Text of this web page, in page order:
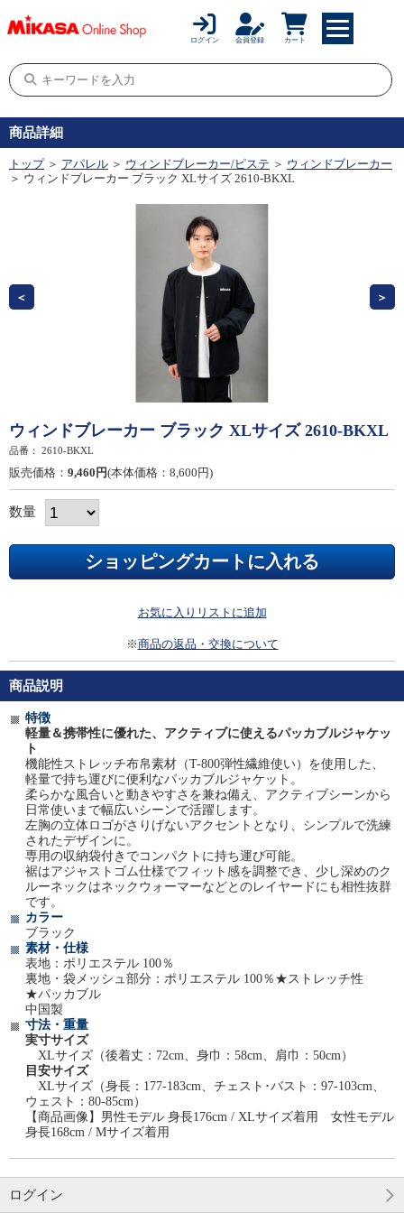
ログイン 会員登録 カート
商品詳細
トップ ＞ アパレル ＞ ウィンドブレーカー/ピステ ＞ ウィンドブレーカー
＞ ウィンドブレーカー ブラック XLサイズ 2610-BKXL
ウィンドブレーカー ブラック XLサイズ 2610-BKXL
品番： 2610-BKXL
販売価格： 9,460円(本体価格：8,600円)
数量
お気に入りリストに追加
※商品の返品・交換について
商品説明
特徴
軽量＆携帯性に優れた、アクティブに使えるパッカブルジャケッ
ト
機能性ストレッチ布帛素材（T-800弾性繊維使い）を使用した、
軽量で持ち運びに便利なパッカブルジャケット。
柔らかな風合いと動きやすさを兼ね備え、アクティブシーンから
日常使いまで幅広いシーンで活躍します。
左胸の立体ロゴがさりげないアクセントとなり、シンプルで洗練
されたデザインに。
専用の収納袋付きでコンパクトに持ち運び可能。
裾はアジャストゴム仕様でフィット感を調整でき、少し深めのク
ルーネックはネックウォーマーなどとのレイヤードにも相性抜群
です。
カラー
ブラック
素材・仕様
表地：ポリエステル 100％
裏地・袋メッシュ部分：ポリエステル 100％★ストレッチ性
★パッカブル
中国製
寸法・重量
実寸サイズ
XLサイズ（後着丈：72cm、身巾：58cm、肩巾：50cm）
目安サイズ
XLサイズ（身長：177-183cm、チェスト･バスト：97-103cm、
ウェスト：80-85cm）
【商品画像】男性モデル 身長176cm / XLサイズ着用 女性モデル
身長168cm / Mサイズ着用
ログイン